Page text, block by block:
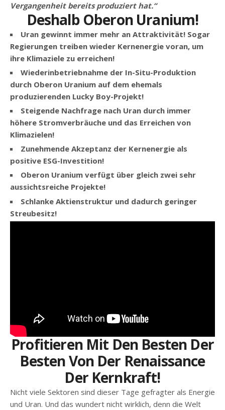
Vergangenheit bereits produziert hat.“
Deshalb Oberon Uranium!
Uran gewinnt immer mehr an Attraktivität! Sogar
Regierungen treiben wieder Kernenergie voran, um
ihre Klimaziele zu erreichen!
Wiederinbetriebnahme der In-Situ-Produktion
durch Oberon Uranium auf dem ehemals
produzierenden Lucky Boy-Projekt!
Steigende Nachfrage nach Uran durch immer
höhere Stromverbräuche und das Erreichen von
Klimazielen!
Zunehmende Akzeptanz der Kernenergie als
positive ESG-Investition!
Oberon Uranium verfügt über gleich zwei sehr
aussichtsreiche Projekte!
Schlanke Aktienstruktur und dadurch geringer
Streubesitz!
Profitieren Mit Den Besten Der
Besten Von Der Renaissance
Der Kernkraft!
Nicht viele Sektoren sind dieser Tage gefragter als Energie
und Uran. Und das wundert nicht wirklich, denn die Welt